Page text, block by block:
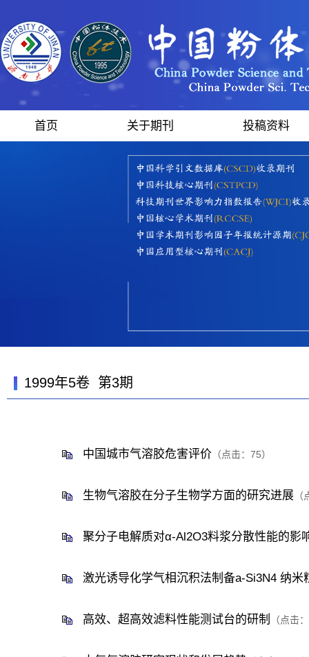
首页 关于期刊 投稿资料
1999年5卷 第3期
中国城市气溶胶危害评价 （点击： 75）
生物气溶胶在分子生物学方面的研究进展
聚分子电解质对α-Al2O3料浆分散性能的影
激光诱导化学气相沉积法制备a-Si3N4 纳米
高效、超高效滤料性能测试台的研制 （点击：